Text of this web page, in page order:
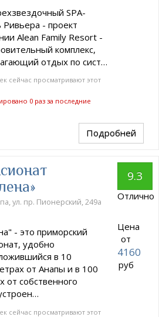
SPA-
- проект
Alean Family Resort -
комплекс,
отдых по сист…
сейчас просматривают этот
0 раз за последние
Подробней
ул. пр. Пионерский, 249а
- это приморский
удобно
в 10
от Анапы и в 100
от собственного
сейчас просматривают этот
9.3
Отлично
Цена
от
4160
руб